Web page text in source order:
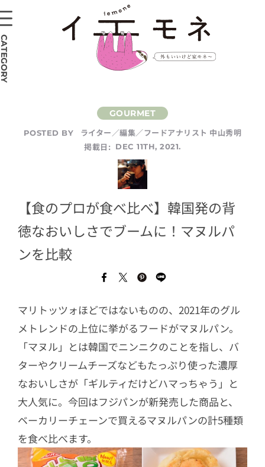
POSTED BY
ライター／編集／フードアナリスト 中山秀明
掲載日:
DEC 11TH, 2021.
【食のプロが食べ比べ】韓国発の背
徳なおいしさでブームに！マヌルパ
ンを比較
マリトッツォほどではないものの、2021年のグル
メトレンドの上位に挙がるフードがマヌルパン。
「マヌル」とは韓国でニンニクのことを指し、バ
ターやクリームチーズなどもたっぷり使った濃厚
なおいしさが「ギルティだけどハマっちゃう」と
大人気に。今回はフジパンが新発売した商品と、
ベーカリーチェーンで買えるマヌルパンの計5種類
を食べ比べます。